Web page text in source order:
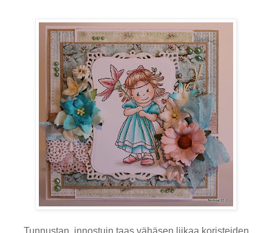
Tunnustan, innostuin taas vähäsen liikaa koristeiden